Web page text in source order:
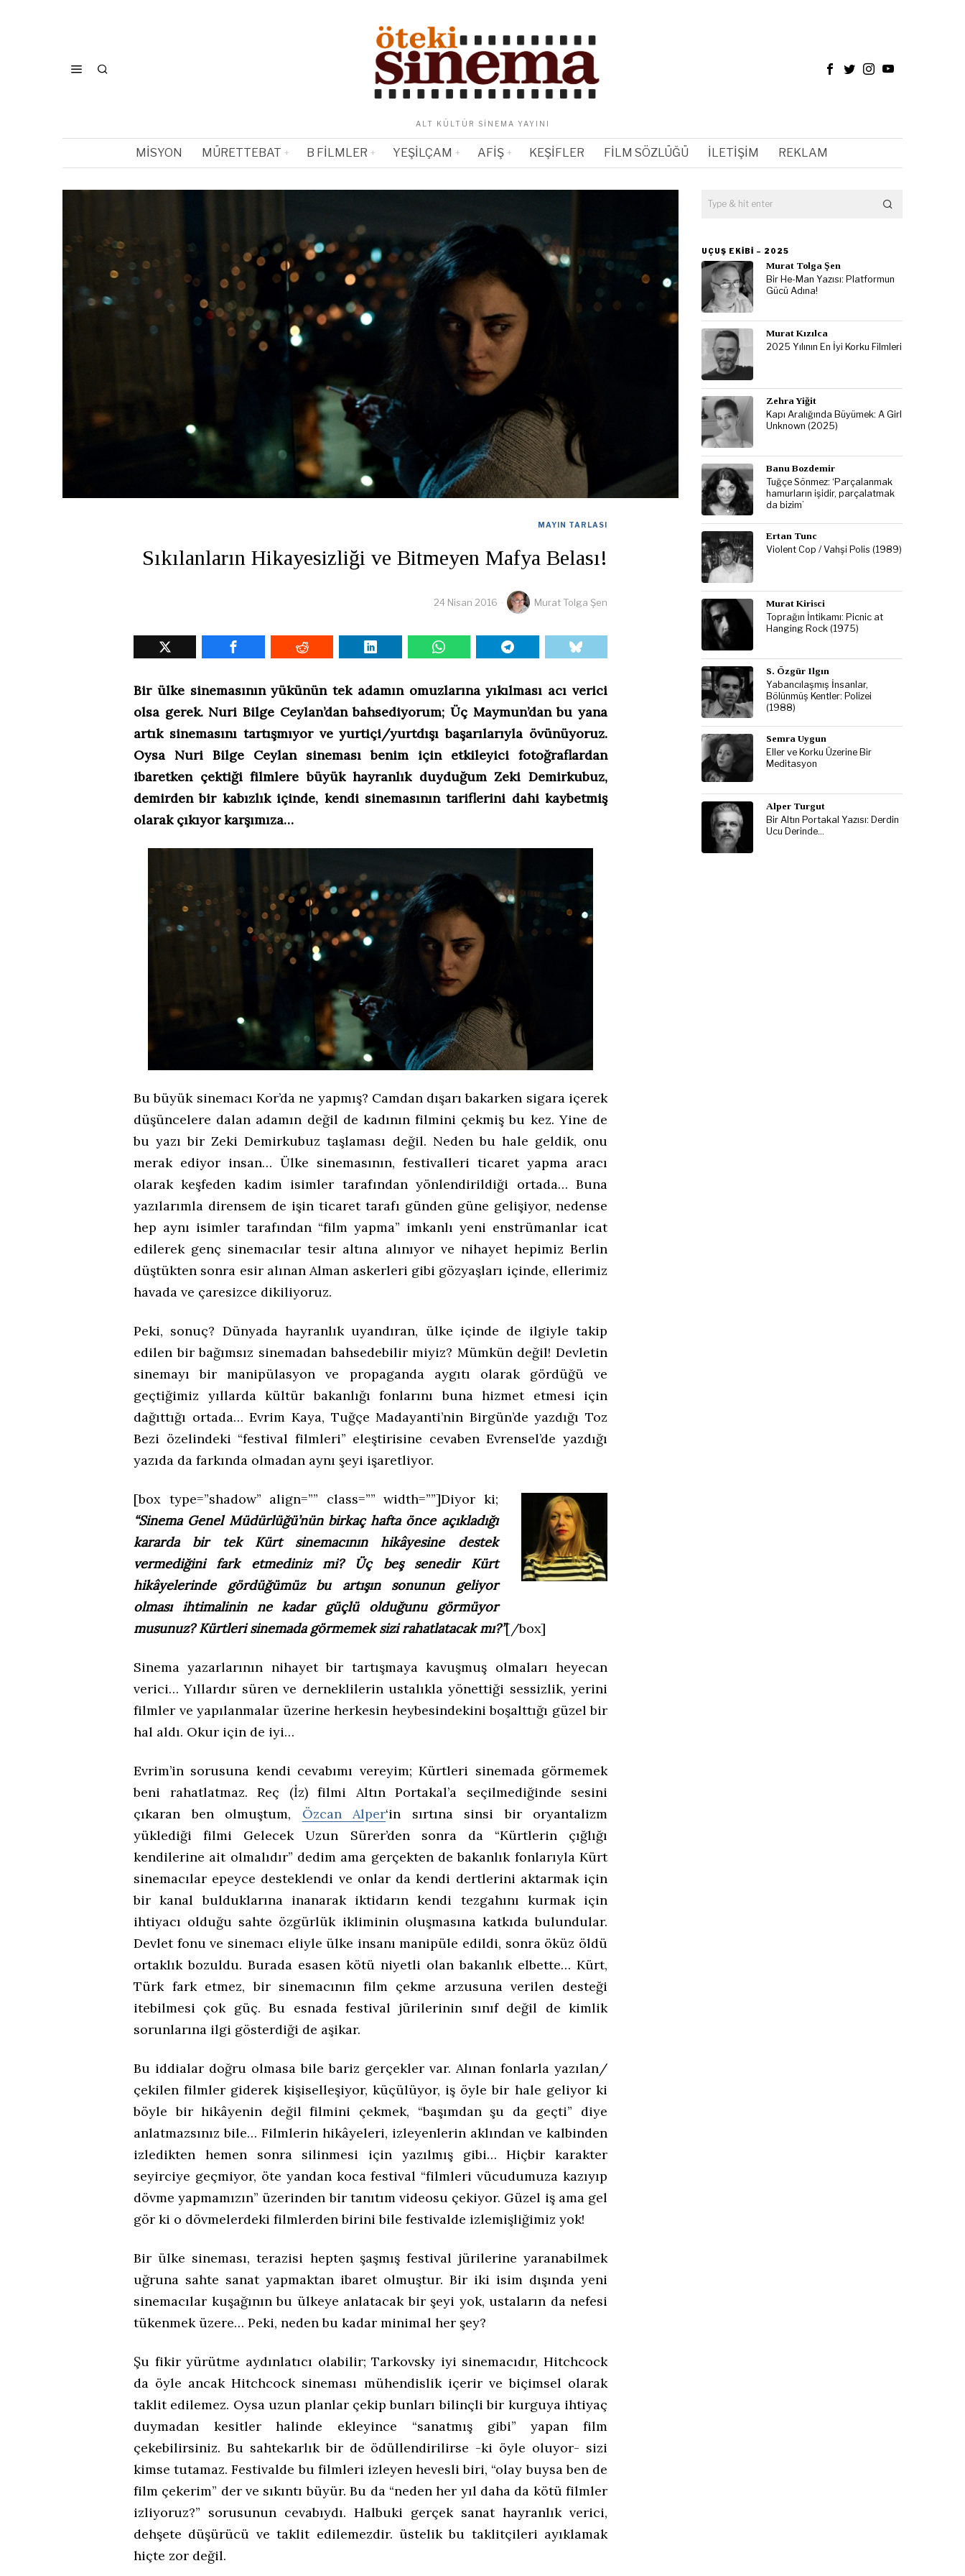
ALT KÜLTÜR SINEMA YAYINI
MISYON MÜRETTEBAT B FILMLER YEŞILÇAM AFIŞ KEŞIFLER FILM SÖZLÜĞÜ İLETIŞIM REKLAM
MAYIN TARLASI
Sıkılanların Hikayesizliği ve Bitmeyen Mafya Belası!
24 Nisan 2016 Murat Tolga Şen
Bir ülke sinemasının yükünün tek adamın omuzlarına yıkılması acı verici
olsa gerek. Nuri Bilge Ceylan’dan bahsediyorum; Üç Maymun’dan bu yana
artık sinemasını tartışmıyor ve yurtiçi/yurtdışı başarılarıyla övünüyoruz.
Oysa Nuri Bilge Ceylan sineması benim için etkileyici fotoğraflardan
ibaretken çektiği filmlere büyük hayranlık duyduğum Zeki Demirkubuz,
demirden bir kabızlık içinde, kendi sinemasının tariflerini dahi kaybetmiş
olarak çıkıyor karşımıza…
Bu büyük sinemacı Kor’da ne yapmış? Camdan dışarı bakarken sigara içerek
düşüncelere dalan adamın değil de kadının filmini çekmiş bu kez. Yine de
bu yazı bir Zeki Demirkubuz taşlaması değil. Neden bu hale geldik, onu
merak ediyor insan… Ülke sinemasının, festivalleri ticaret yapma aracı
olarak keşfeden kadim isimler tarafından yönlendirildiği ortada… Buna
yazılarımla dirensem de işin ticaret tarafı günden güne gelişiyor, nedense
hep aynı isimler tarafından “film yapma” imkanlı yeni enstrümanlar icat
edilerek genç sinemacılar tesir altına alınıyor ve nihayet hepimiz Berlin
düştükten sonra esir alınan Alman askerleri gibi gözyaşları içinde, ellerimiz
havada ve çaresizce dikiliyoruz.
Peki, sonuç? Dünyada hayranlık uyandıran, ülke içinde de ilgiyle takip
edilen bir bağımsız sinemadan bahsedebilir miyiz? Mümkün değil! Devletin
sinemayı bir manipülasyon ve propaganda aygıtı olarak gördüğü ve
geçtiğimiz yıllarda kültür bakanlığı fonlarını buna hizmet etmesi için
dağıttığı ortada… Evrim Kaya, Tuğçe Madayanti’nin Birgün’de yazdığı Toz
Bezi özelindeki “festival filmleri” eleştirisine cevaben Evrensel’de yazdığı
yazıda da farkında olmadan aynı şeyi işaretliyor.
[box type=”shadow” align=”” class=”” width=””]Diyor ki;
“Sinema Genel Müdürlüğü’nün birkaç hafta önce açıkladığı
kararda bir tek Kürt sinemacının hikâyesine destek
vermediğini fark etmediniz mi? Üç beş senedir Kürt
hikâyelerinde gördüğümüz bu artışın sonunun geliyor
olması ihtimalinin ne kadar güçlü olduğunu görmüyor
musunuz? Kürtleri sinemada görmemek sizi rahatlatacak mı?”[/box]
Sinema yazarlarının nihayet bir tartışmaya kavuşmuş olmaları heyecan
verici… Yıllardır süren ve derneklilerin ustalıkla yönettiği sessizlik, yerini
filmler ve yapılanmalar üzerine herkesin heybesindekini boşalttığı güzel bir
hal aldı. Okur için de iyi…
Evrim’in sorusuna kendi cevabımı vereyim; Kürtleri sinemada görmemek
beni rahatlatmaz. Reç (İz) filmi Altın Portakal’a seçilmediğinde sesini
çıkaran ben olmuştum, Özcan Alper‘in sırtına sinsi bir oryantalizm
yüklediği filmi Gelecek Uzun Sürer’den sonra da “Kürtlerin çığlığı
kendilerine ait olmalıdır” dedim ama gerçekten de bakanlık fonlarıyla Kürt
sinemacılar epeyce desteklendi ve onlar da kendi dertlerini aktarmak için
bir kanal bulduklarına inanarak iktidarın kendi tezgahını kurmak için
ihtiyacı olduğu sahte özgürlük ikliminin oluşmasına katkıda bulundular.
Devlet fonu ve sinemacı eliyle ülke insanı manipüle edildi, sonra öküz öldü
ortaklık bozuldu. Burada esasen kötü niyetli olan bakanlık elbette… Kürt,
Türk fark etmez, bir sinemacının film çekme arzusuna verilen desteği
itebilmesi çok güç. Bu esnada festival jürilerinin sınıf değil de kimlik
sorunlarına ilgi gösterdiği de aşikar.
Bu iddialar doğru olmasa bile bariz gerçekler var. Alınan fonlarla yazılan/
çekilen filmler giderek kişiselleşiyor, küçülüyor, iş öyle bir hale geliyor ki
böyle bir hikâyenin değil filmini çekmek, “başımdan şu da geçti” diye
anlatmazsınız bile… Filmlerin hikâyeleri, izleyenlerin aklından ve kalbinden
izledikten hemen sonra silinmesi için yazılmış gibi… Hiçbir karakter
seyirciye geçmiyor, öte yandan koca festival “filmleri vücudumuza kazıyıp
dövme yapmamızın” üzerinden bir tanıtım videosu çekiyor. Güzel iş ama gel
gör ki o dövmelerdeki filmlerden birini bile festivalde izlemişliğimiz yok!
Bir ülke sineması, terazisi hepten şaşmış festival jürilerine yaranabilmek
uğruna sahte sanat yapmaktan ibaret olmuştur. Bir iki isim dışında yeni
sinemacılar kuşağının bu ülkeye anlatacak bir şeyi yok, ustaların da nefesi
tükenmek üzere… Peki, neden bu kadar minimal her şey?
Şu fikir yürütme aydınlatıcı olabilir; Tarkovsky iyi sinemacıdır, Hitchcock
da öyle ancak Hitchcock sineması mühendislik içerir ve biçimsel olarak
taklit edilemez. Oysa uzun planlar çekip bunları bilinçli bir kurguya ihtiyaç
duymadan kesitler halinde ekleyince “sanatmış gibi” yapan film
çekebilirsiniz. Bu sahtekarlık bir de ödüllendirilirse -ki öyle oluyor- sizi
kimse tutamaz. Festivalde bu filmleri izleyen hevesli biri, “olay buysa ben de
film çekerim” der ve sıkıntı büyür. Bu da “neden her yıl daha da kötü filmler
izliyoruz?” sorusunun cevabıydı. Halbuki gerçek sanat hayranlık verici,
dehşete düşürücü ve taklit edilemezdir. üstelik bu taklitçileri ayıklamak
hiçte zor değil.
UÇUŞ EKIBI – 2025
Murat Tolga Şen
Bir He-Man Yazısı: Platformun
Gücü Adına!
Murat Kızılca
2025 Yılının En İyi Korku Filmleri
Zehra Yiğit
Kapı Aralığında Büyümek: A Girl
Unknown (2025)
Banu Bozdemir
Tuğçe Sönmez: ‘Parçalanmak
hamurların işidir, parçalatmak
da bizim’
Ertan Tunc
Violent Cop / Vahşi Polis (1989)
Murat Kirisci
Toprağın İntikamı: Picnic at
Hanging Rock (1975)
S. Özgür Ilgın
Yabancılaşmış İnsanlar,
Bölünmüş Kentler: Polizei
(1988)
Semra Uygun
Eller ve Korku Üzerine Bir
Meditasyon
Alper Turgut
Bir Altın Portakal Yazısı: Derdin
Ucu Derinde…